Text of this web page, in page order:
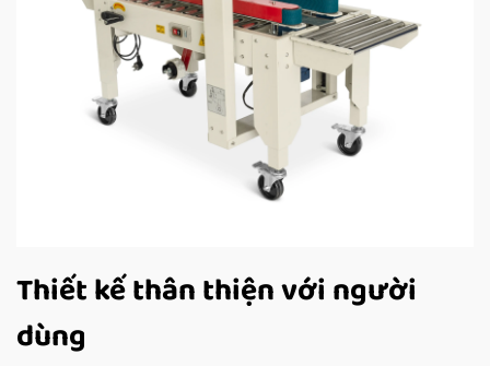
Thiết kế thân thiện với người
dùng